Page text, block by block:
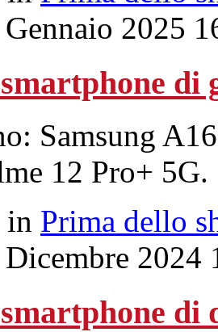
2025
di
Samsung
12 Pro+ 5G.
in Prima dello
Dicembre 2024
di